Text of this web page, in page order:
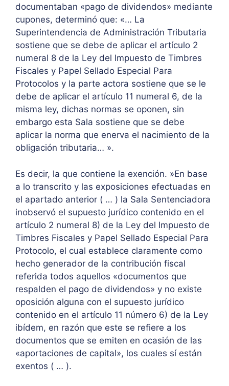
documentaban «pago de dividendos» mediante
cupones, determinó que: «… La
Superintendencia de Administración Tributaria
sostiene que se debe de aplicar el artículo 2
numeral 8 de la Ley del Impuesto de Timbres
Fiscales y Papel Sellado Especial Para
Protocolos y la parte actora sostiene que se le
debe de aplicar el artículo 11 numeral 6, de la
misma ley, dichas normas se oponen, sin
embargo esta Sala sostiene que se debe
aplicar la norma que enerva el nacimiento de la
obligación tributaria… ».
Es decir, la que contiene la exención. »En base
a lo transcrito y las exposiciones efectuadas en
el apartado anterior ( … ) la Sala Sentenciadora
inobservó el supuesto jurídico contenido en el
artículo 2 numeral 8) de la Ley del Impuesto de
Timbres Fiscales y Papel Sellado Especial Para
Protocolo, el cual establece claramente como
hecho generador de la contribución fiscal
referida todos aquellos «documentos que
respalden el pago de dividendos» y no existe
oposición alguna con el supuesto jurídico
contenido en el artículo 11 número 6) de la Ley
ibídem, en razón que este se refiere a los
documentos que se emiten en ocasión de las
«aportaciones de capital», los cuales sí están
exentos ( … ).